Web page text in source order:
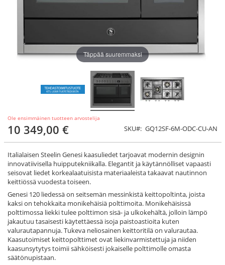
Ole ensimmäinen tuotteen arvostelija
10 349,00 € SKU GQ12SF-6M-ODC-CU-AN
Italialaisen Steelin Genesi kaasuliedet tarjoavat modernin designin
innovatiivisella huipputekniikalla. Elegantit ja käytännölliset vapaasti
seisovat liedet korkealaatuisista materiaaleista takaavat nautinnon
keittiössä vuodesta toiseen.
Genesi 120 liedessä on seitsemän messinkistä keittopoltinta, joista
kaksi on tehokkaita monikehäisiä polttimoita. Monikehäisissä
polttimossa liekki tulee polttimon sisä- ja ulkokehältä, jolloin lämpö
jakautuu tasaisesti käytettäessä isoja paistoastioita kuten
valurautapannuja. Tukeva neliosainen keittoritilä on valurautaa.
Kaasutoimiset keittopolttimet ovat liekinvarmistettuja ja niiden
kaasunsytytys toimii sähköisesti jokaiselle polttimolle omasta
säätönupistaan.
Täppää suuremmaksi